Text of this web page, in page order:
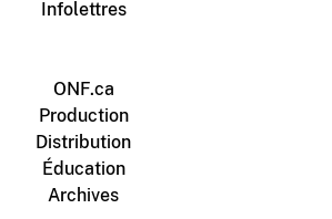
Infolettres
ONF.ca
Production
Distribution
Éducation
Archives